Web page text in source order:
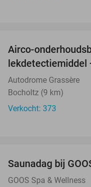
Airco-
lekdetectiemiddel
Autodrome Grassère
Bocholtz (9 km)
Verkocht: 373
TODAY
Saunadag bij
GOOS Spa & Wellness